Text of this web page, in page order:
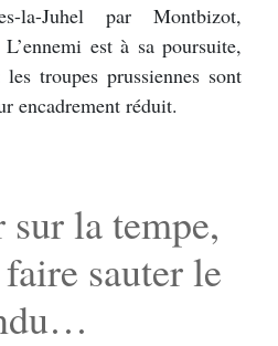
la-Juhel par Montbizot,
est à sa poursuite,
troupes prussiennes sont
encadrement réduit.
la tempe,
sauter le